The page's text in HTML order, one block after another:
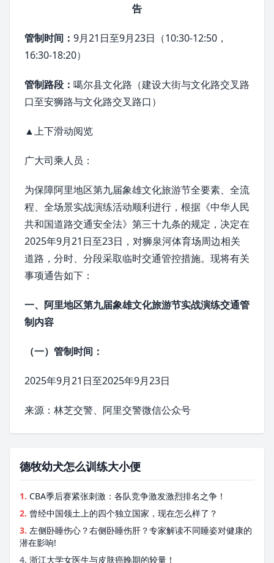
告
管制时间： 9月21日至9月23日（10:30-12:50，
16:30-18:20）
管制路段： 噶尔县文化路（建设大街与文化路交叉路
口至安狮路与文化路交叉路口）
▲上下滑动阅览
广大司乘人员：
为保障阿里地区第九届象雄文化旅游节全要素、全流
程、全场景实战演练活动顺利进行，根据《中华人民
共和国道路交通安全法》第三十九条的规定，决定在
2025年9月21日至23日，对狮泉河体育场周边相关
道路，分时、分段采取临时交通管控措施。现将有关
事项通告如下：
一、 阿里地区第九届象雄文化旅游节实战演练交通管
制内容
（一）管制时间：
2025年9月21日至2025年9月23日
来源：林芝交警、阿里交警微信公众号
德牧幼犬怎么训练大小便
1. CBA季后赛紧张刺激：各队竞争激发激烈排名之争！
2. 曾经中国领土上的四个独立国家，现在怎么样了？
3. 左侧卧睡伤心？右侧卧睡伤肝？专家解读不同睡姿对健康的
潜在影响!
4. 浙江大学女医生与皮肤癌晚期的较量！